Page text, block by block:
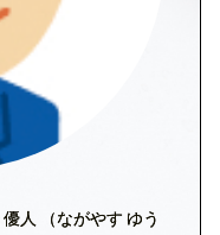
人 （ながやす ゆう